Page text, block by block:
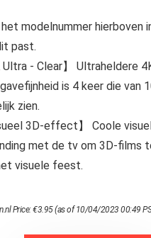
modelnummer hierboven
past.
Ultra ‑ Clear】 Ultraheldere
is 4 keer die van
zien.
3D-effect】 Coole
met de tv om 3D-films
visuele feest.
Price:€3.95(as of 10/04/2023 00:49